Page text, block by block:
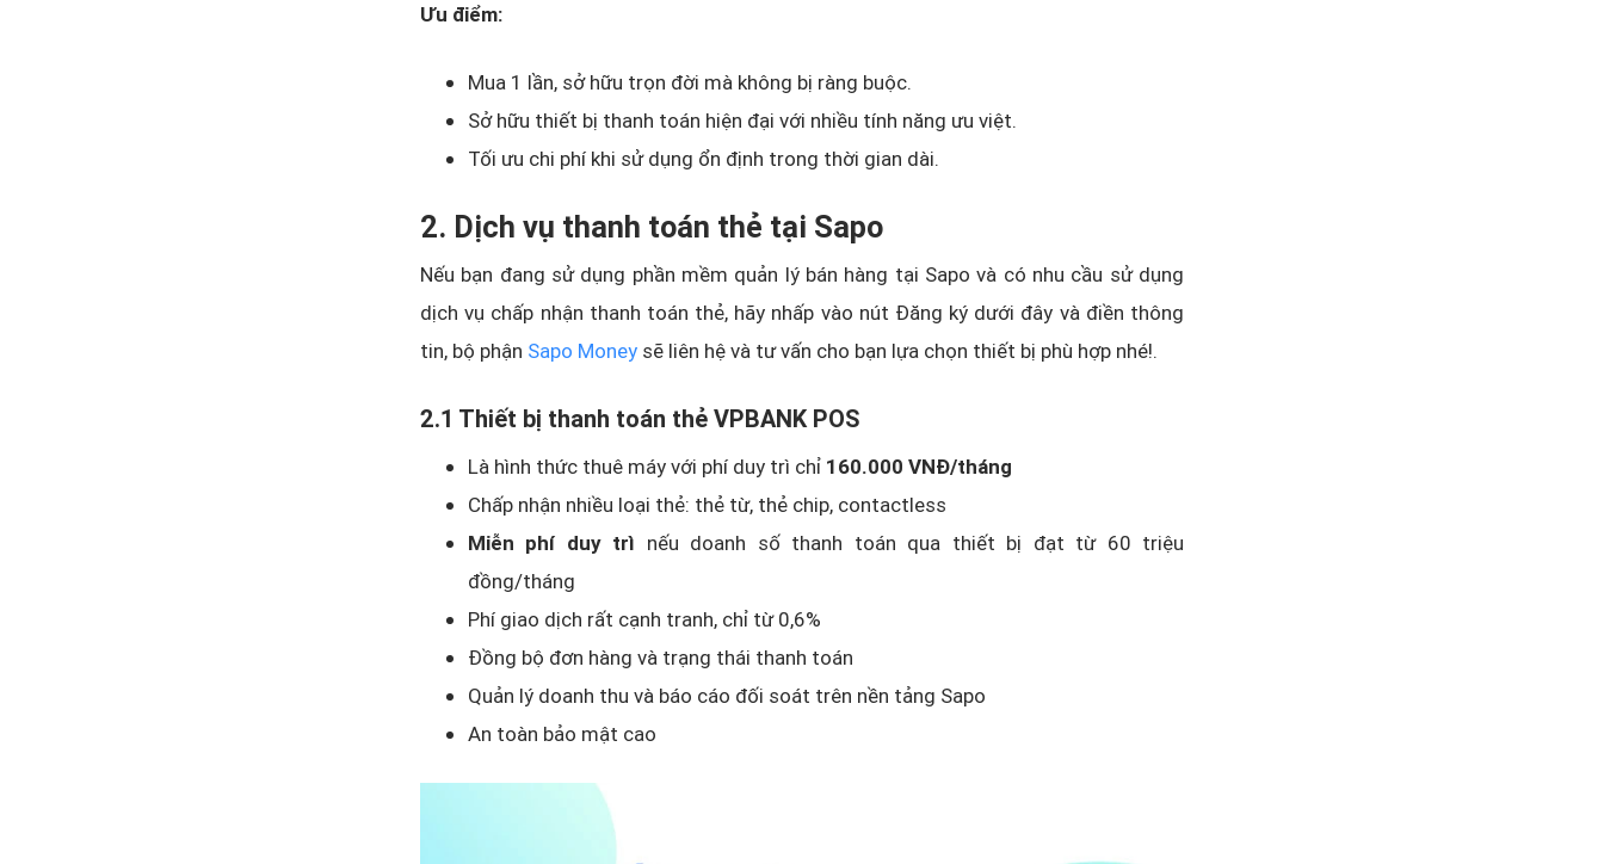
Ưu điểm:
Mua 1 lần, sở hữu trọn đời mà không bị ràng buộc.
Sở hữu thiết bị thanh toán hiện đại với nhiều tính năng ưu việt.
Tối ưu chi phí khi sử dụng ổn định trong thời gian dài.
2. Dịch vụ thanh toán thẻ tại Sapo
Nếu bạn đang sử dụng phần mềm quản lý bán hàng tại Sapo và có nhu cầu sử dụng
dịch vụ chấp nhận thanh toán thẻ, hãy nhấp vào nút Đăng ký dưới đây và điền thông
tin, bộ phận Sapo Money sẽ liên hệ và tư vấn cho bạn lựa chọn thiết bị phù hợp nhé!.
2.1 Thiết bị thanh toán thẻ VPBANK POS
Là hình thức thuê máy với phí duy trì chỉ 160.000 VNĐ/tháng
Chấp nhận nhiều loại thẻ: thẻ từ, thẻ chip, contactless
Miễn phí duy trì nếu doanh số thanh toán qua thiết bị đạt từ 60 triệu
đồng/tháng
Phí giao dịch rất cạnh tranh, chỉ từ 0,6%
Đồng bộ đơn hàng và trạng thái thanh toán
Quản lý doanh thu và báo cáo đối soát trên nền tảng Sapo
An toàn bảo mật cao